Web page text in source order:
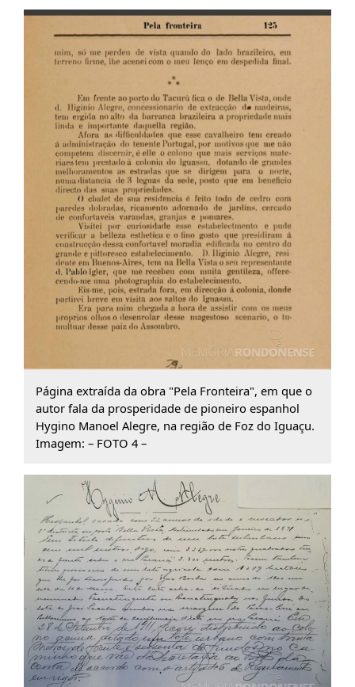
Página extraída da obra "Pela Fronteira", em que o
autor fala da prosperidade de pioneiro espanhol
Hygino Manoel Alegre, na região de Foz do Iguaçu.
Imagem: – FOTO 4 –